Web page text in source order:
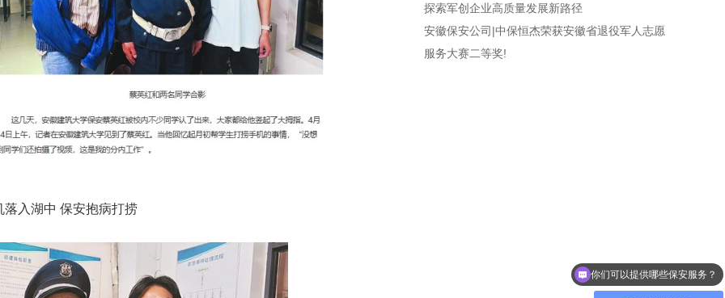
落入湖中 保安抱病打捞
探索军创企业高质量发展新路径
安徽保安公司|中保恒杰荣获安徽省退役军人志愿
服务大赛二等奖!
你们可以提供哪些保安服务？